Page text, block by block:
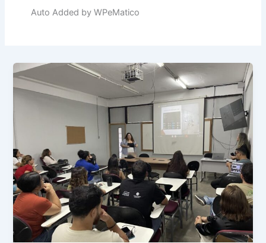
Auto Added by WPeMatico